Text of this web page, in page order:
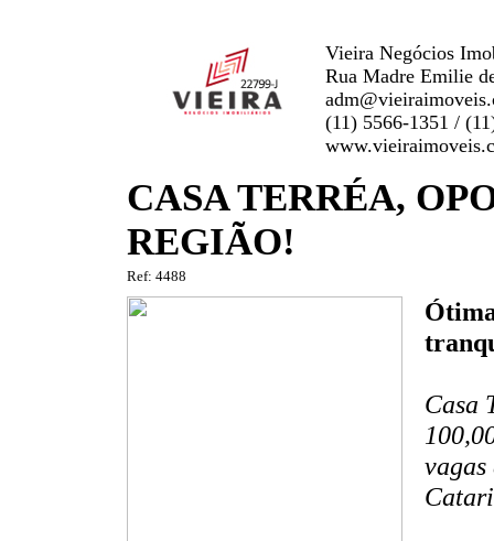
Vieira Negócios
Rua Madre Emilie
(11) 5566-1351 /
CASA TERRÉA,
REGIÃO!
Ref: 4488
Casa